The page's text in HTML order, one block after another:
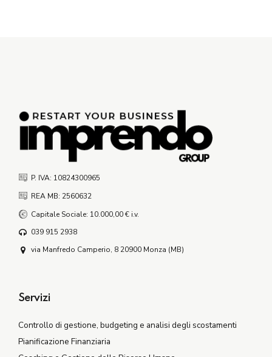
P. IVA: 10824300965
REA MB: 2560632
Capitale Sociale: 10.000,00 € i.v.
039 915 2938
via Manfredo Camperio, 8 20900 Monza (MB)
Servizi
Controllo di gestione, budgeting e analisi degli scostamenti
Pianificazione Finanziaria